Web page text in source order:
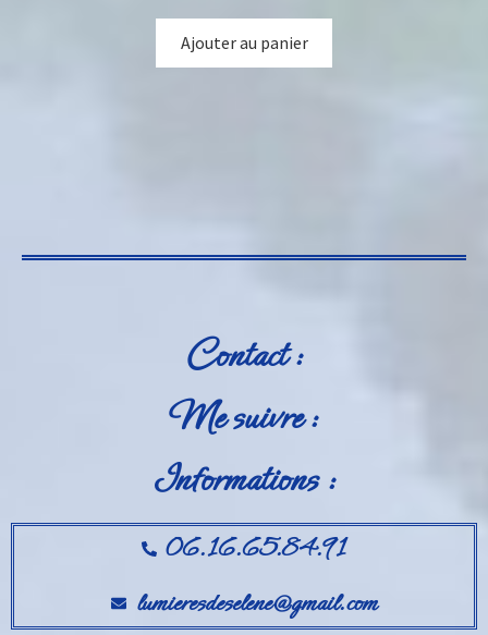
Ajouter au panier
Contact :
Me suivre :
Informations :
06.16.65.84.91
lumieresdeselene@gmail.com